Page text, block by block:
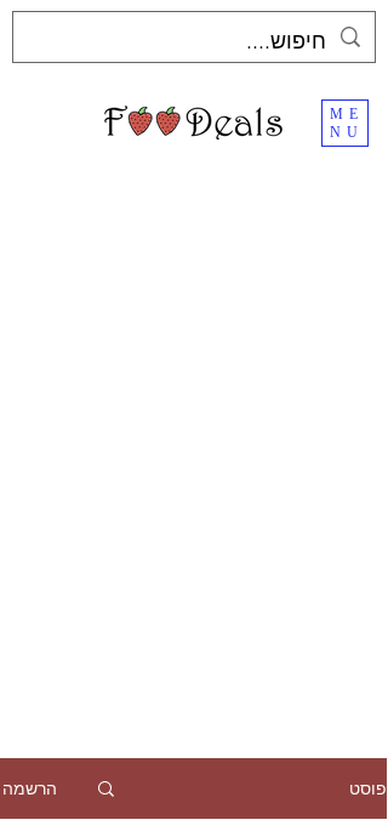
ME
NU
פוסט הרשמה